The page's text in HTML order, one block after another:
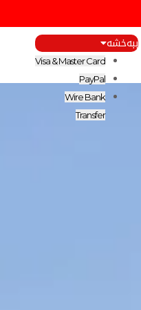
ببەخشە
Visa & Master Card
PayPal
Wire Bank
Transfer